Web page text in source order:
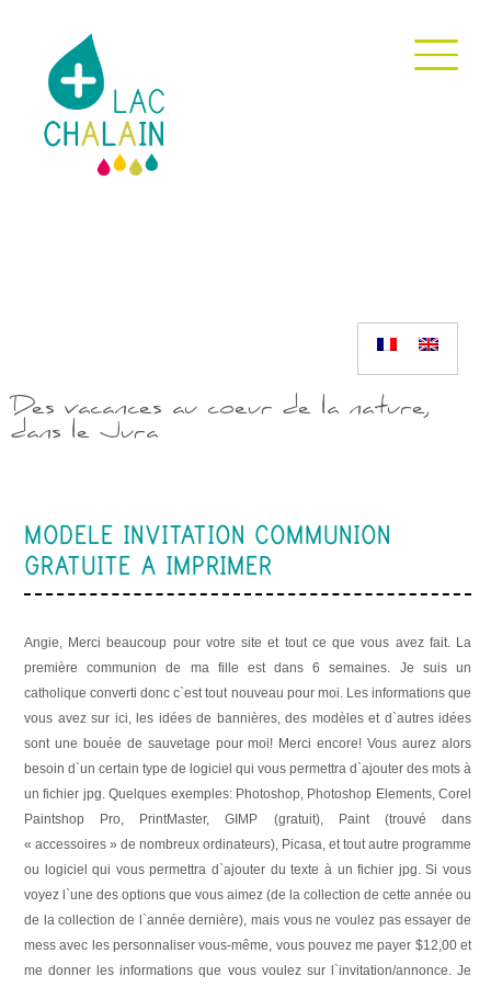
Des vacances au coeur de la nature,
dans le Jura
MODELE INVITATION COMMUNION
GRATUITE A IMPRIMER
Angie, Merci beaucoup pour votre site et tout ce que vous avez fait. La
première communion de ma fille est dans 6 semaines. Je suis un
catholique converti donc c`est tout nouveau pour moi. Les informations que
vous avez sur ici, les idées de bannières, des modèles et d`autres idées
sont une bouée de sauvetage pour moi! Merci encore! Vous aurez alors
besoin d`un certain type de logiciel qui vous permettra d`ajouter des mots à
un fichier jpg. Quelques exemples: Photoshop, Photoshop Elements, Corel
Paintshop Pro, PrintMaster, GIMP (gratuit), Paint (trouvé dans
« accessoires » de nombreux ordinateurs), Picasa, et tout autre programme
ou logiciel qui vous permettra d`ajouter du texte à un fichier jpg. Si vous
voyez l`une des options que vous aimez (de la collection de cette année ou
de la collection de l`année dernière), mais vous ne voulez pas essayer de
mess avec les personnaliser vous-même, vous pouvez me payer $12,00 et
me donner les informations que vous voulez sur l`invitation/annonce. Je